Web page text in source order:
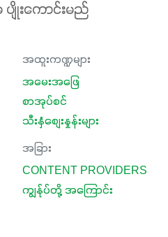
ပျိုးကောင်းမည်
အထူးကဏ္ဍများ
အမေးအဖြေ
စာအုပ်စင်
သီးနှံစျေးနှုန်းများ
အခြား
CONTENT PROVIDERS
ကျွန်ုပ်တို့ အကြောင်း